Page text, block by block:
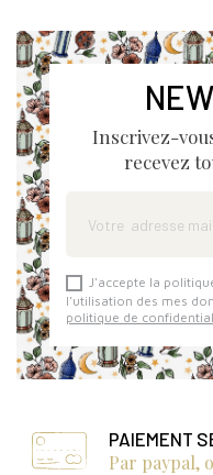
Inscrivez-
recevez
J'accepte la
l'utilisation des mes
politique de
PAIEMENT
Par paypal,